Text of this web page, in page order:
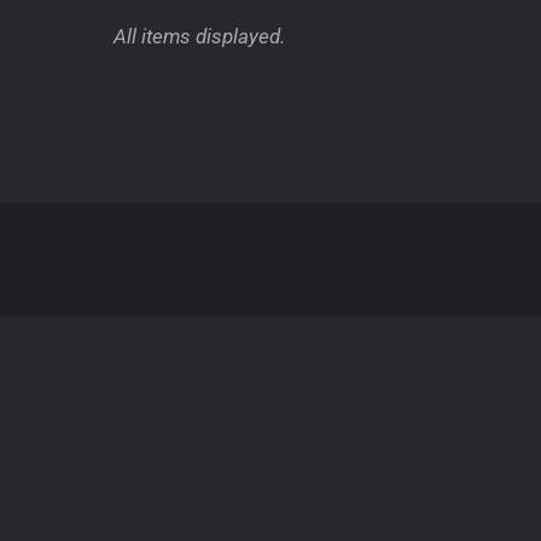
All items displayed.